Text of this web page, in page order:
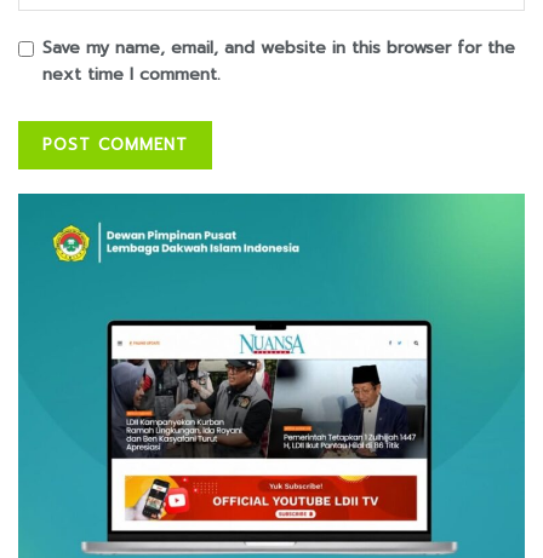
Save my name, email, and website in this browser for the
next time I comment.